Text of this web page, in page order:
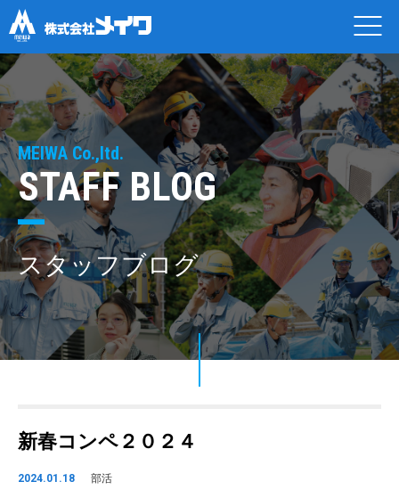
MEIWA Co.,ltd.
STAFF BLOG
スタッフブログ
新春コンペ２０２４
2024.01.18 部活